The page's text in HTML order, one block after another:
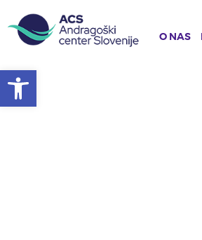
O NAS
Open toolbar